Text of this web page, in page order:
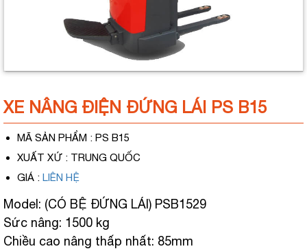
XE NÂNG ĐIỆN ĐỨNG LÁI PS B15
MÃ SẢN PHẨM : PS B15
XUẤT XỨ : TRUNG QUỐC
GIÁ : LIÊN HỆ
Model: (CÓ BỆ ĐỨNG LÁI) PSB1529
Sức nâng: 1500 kg
Chiều cao nâng thấp nhất: 85mm